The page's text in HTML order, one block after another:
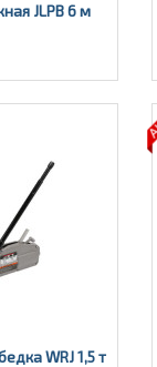
JLPВ 6 м
WRJ 1,5 т